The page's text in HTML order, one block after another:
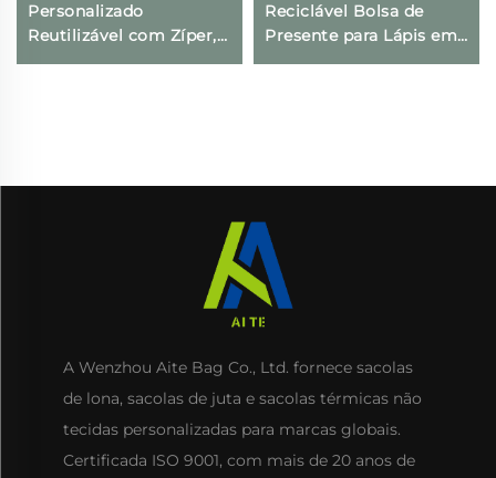
Personalizado
Reutilizável com Zíper,
Sacola de Lona com
como Presente
Reciclável Bolsa de
Presente para Lápis em
Lona Colorida Dobrável
A Wenzhou Aite Bag Co., Ltd. fornece sacolas
de lona, sacolas de juta e sacolas térmicas não
tecidas personalizadas para marcas globais.
Certificada ISO 9001, com mais de 20 anos de